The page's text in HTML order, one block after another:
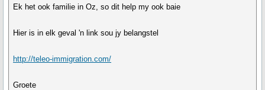
Ek het ook familie in Oz, so dit help my ook baie
Hier is in elk geval 'n link sou jy belangstel
http://teleo-immigration.com/
Groete